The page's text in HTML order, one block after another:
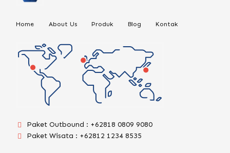
Home About Us Produk Blog Kontak
Paket Outbound : +62818 0809 9080
Paket Wisata : +62812 1234 8535